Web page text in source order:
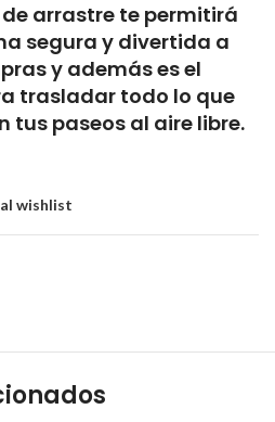
arrastre te permitirá
segura y divertida a
y además es el
trasladar todo lo que
tus paseos al aire libre.
wishlist